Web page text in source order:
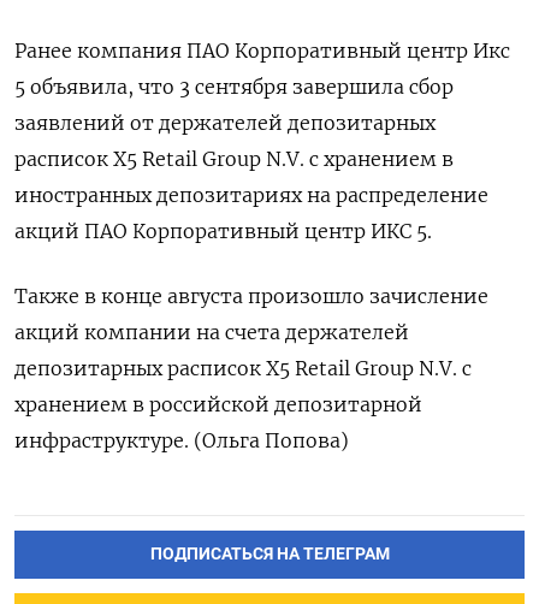
Ранее компания ПАО Корпоративный центр Икс
5 объявила, что 3 сентября завершила сбор
заявлений от держателей депозитарных
расписок X5 Retail Group N.V. с хранением в
иностранных депозитариях на распределение
акций ПАО Корпоративный центр ИКС 5.
Также в конце августа произошло зачисление
акций компании на счета держателей
депозитарных расписок X5 Retail Group N.V. с
хранением в российской депозитарной
инфраструктуре. (Ольга Попова)
ПОДПИСАТЬСЯ НА ТЕЛЕГРАМ